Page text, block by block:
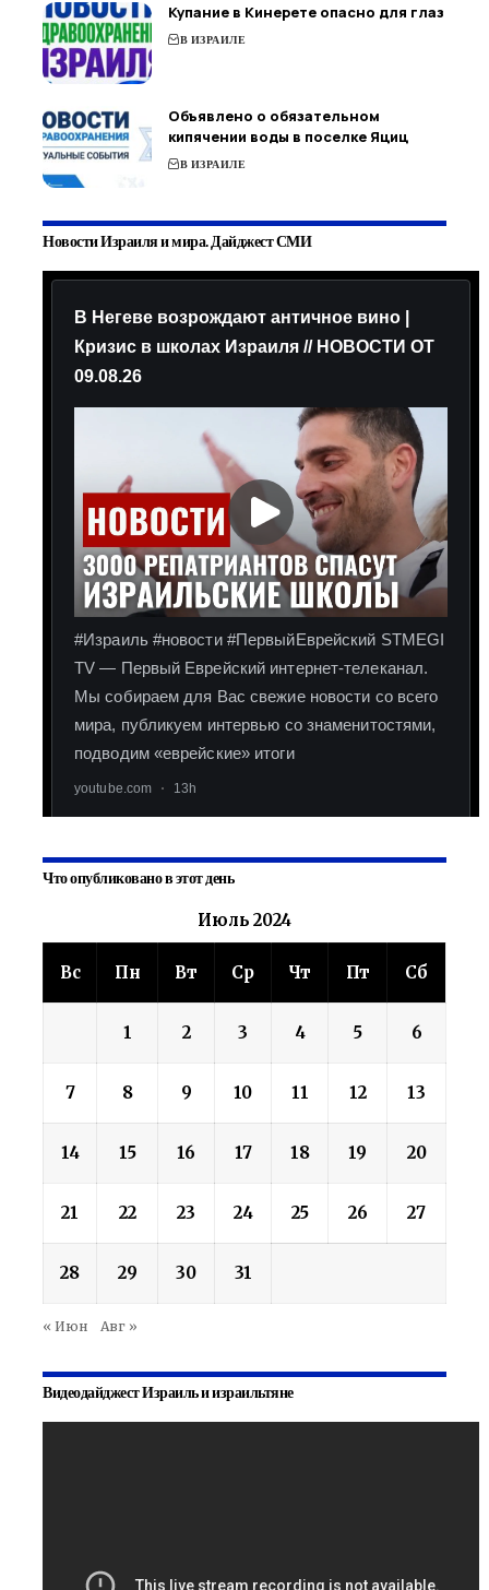
Купание в Кинерете опасно для глаз
В ИЗРАИЛЕ
Объявлено о обязательном
кипячении воды в поселке Яциц
В ИЗРАИЛЕ
Новости Израиля и мира. Дайджест СМИ
Что опубликовано в этот день
Июль 2024
Вс Пн Вт Ср Чт Пт Сб
1 2 3 4 5 6
7 8 9 10 11 12 13
14 15 16 17 18 19 20
21 22 23 24 25 26 27
28 29 30 31
« Июн Авг »
Видеодайджест Израиль и израильтяне